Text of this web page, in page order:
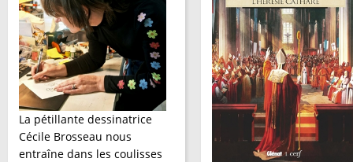
La pétillante dessinatrice
Cécile Brosseau nous
entraîne dans les coulisses